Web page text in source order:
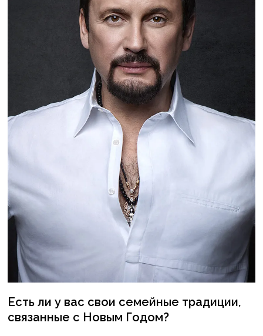
Есть ли у вас свои семейные традиции,
связанные с Новым Годом?